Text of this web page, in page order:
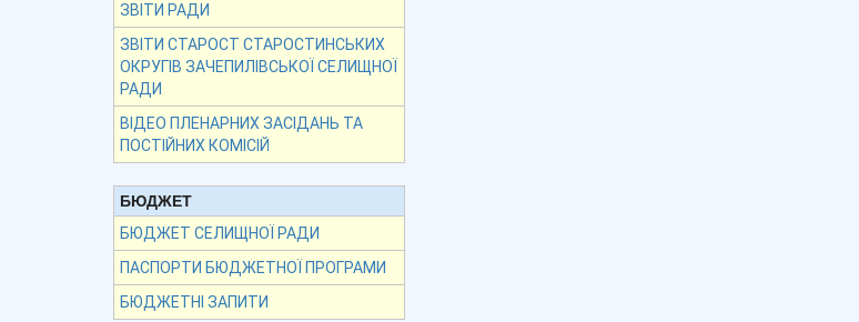
ЗВІТИ РАДИ
ЗВІТИ СТАРОСТ СТАРОСТИНСЬКИХ
ОКРУГІВ ЗАЧЕПИЛІВСЬКОЇ СЕЛИЩНОЇ
РАДИ
ВІДЕО ПЛЕНАРНИХ ЗАСІДАНЬ ТА
ПОСТІЙНИХ КОМІСІЙ
БЮДЖЕТ
БЮДЖЕТ СЕЛИЩНОЇ РАДИ
ПАСПОРТИ БЮДЖЕТНОЇ ПРОГРАМИ
БЮДЖЕТНІ ЗАПИТИ